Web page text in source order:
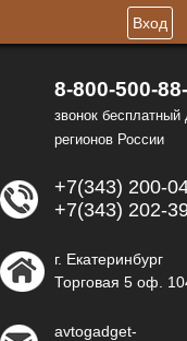
8-800-500-
звонок бесплатный
регионов России
+7(343) 200-
+7(343) 202-
г. Екатеринбург
Торговая 5 оф.
avtogadget-
Вход